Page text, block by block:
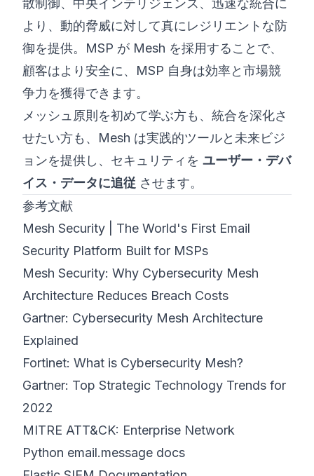
散制御、中央インテリジェンス、迅速な統合に
より、動的脅威に対して真にレジリエントな防
御を提供。MSP が Mesh を採用することで、
顧客はより安全に、MSP 自身は効率と市場競
争力を獲得できます。
メッシュ原則を初めて学ぶ方も、統合を深化さ
せたい方も、Mesh は実践的ツールと未来ビジ
ョンを提供し、セキュリティを ユーザー・デバ
イス・データに追従 させます。
参考文献
Mesh Security | The World's First Email
Security Platform Built for MSPs
Mesh Security: Why Cybersecurity Mesh
Architecture Reduces Breach Costs
Gartner: Cybersecurity Mesh Architecture
Explained
Fortinet: What is Cybersecurity Mesh?
Gartner: Top Strategic Technology Trends for
2022
MITRE ATT&CK: Enterprise Network
Python email.message docs